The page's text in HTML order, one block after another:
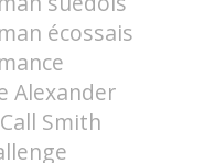
écossais
Alexander
Smith